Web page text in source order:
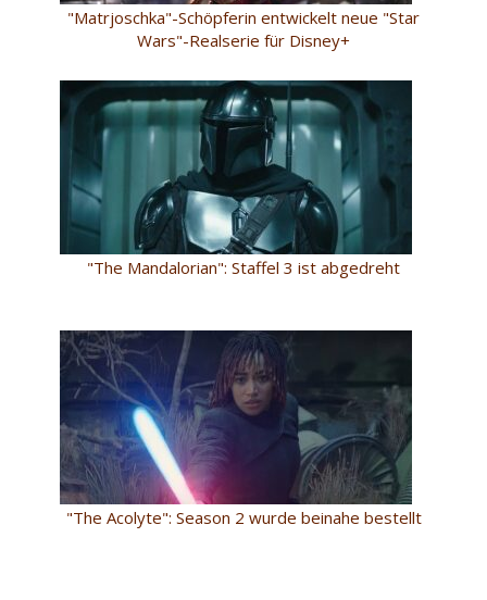
"Matrjoschka"-Schöpferin entwickelt neue "Star
Wars"-Realserie für Disney+
"The Mandalorian": Staffel 3 ist abgedreht
"The Acolyte": Season 2 wurde beinahe bestellt